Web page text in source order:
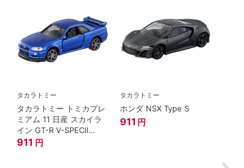
タカラトミー
タカラトミー トミカプレ
ミアム 11 日産 スカイラ
イン GT-R V-SPECⅡ
Nur ミニカー
911 円
タカラトミー
ホンダ NSX Type S
911 円